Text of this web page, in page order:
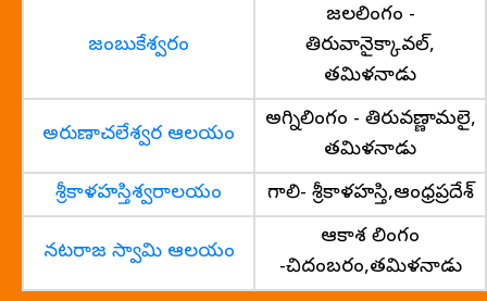
జంబుకేశ్వరం
జలలింగం -
తిరువానైక్కావల్,
తమిళనాడు
అరుణాచలేశ్వర ఆలయం
అగ్నిలింగం - తిరువణ్ణామలై,
తమిళనాడు
శ్రీకాళహస్తిశ్వరాలయం
గాలి- శ్రీకాళహస్తి,ఆంధ్రప్రదేశ్
నటరాజ స్వామి ఆలయం
ఆకాశ లింగం
-చిదంబరం,తమిళనాడు